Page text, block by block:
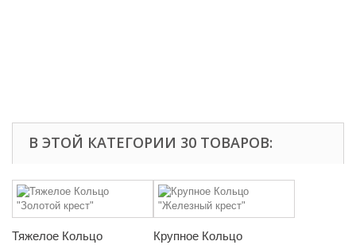
В ЭТОЙ КАТЕГОРИИ 30 ТОВАРОВ:
Тяжелое Кольцо Крупное Кольцо